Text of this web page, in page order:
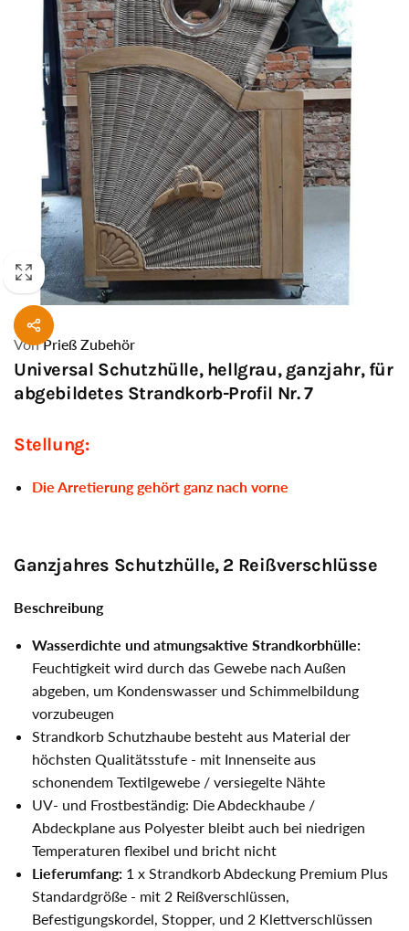
VonPrieß Zubehör
Universal Schutzhülle, hellgrau, ganzjahr, für
abgebildetes Strandkorb-Profil Nr. 7
Stellung:
Die Arretierung gehört ganz nach vorne
Ganzjahres Schutzhülle, 2 Reißverschlüsse
Beschreibung
Wasserdichte und atmungsaktive Strandkorbhülle:
Feuchtigkeit wird durch das Gewebe nach Außen
abgeben, um Kondenswasser und Schimmelbildung
vorzubeugen
Strandkorb Schutzhaube besteht aus Material der
höchsten Qualitätsstufe - mit Innenseite aus
schonendem Textilgewebe / versiegelte Nähte
UV- und Frostbeständig: Die Abdeckhaube /
Abdeckplane aus Polyester bleibt auch bei niedrigen
Temperaturen flexibel und bricht nicht
Lieferumfang: 1 x Strandkorb Abdeckung Premium Plus
Standardgröße - mit 2 Reißverschlüssen,
Befestigungskordel, Stopper, und 2 Klettverschlüssen